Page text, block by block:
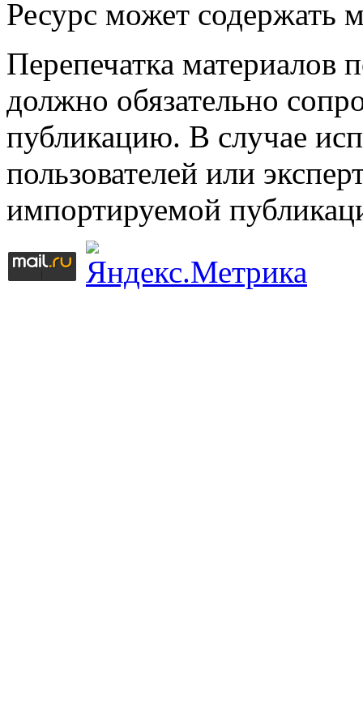
Ресурс может содержать
Перепечатка материалов
должно обязательно
публикацию. В случае
пользователей или
импортируемой